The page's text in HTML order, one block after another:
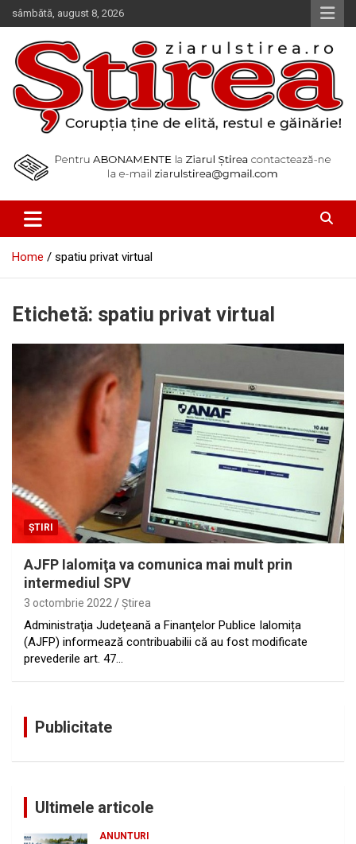
Skip
to
content
sâmbătă, august 8, 2026
Ziarul Știrea
Home spatiu privat virtual
Etichetă: spatiu privat virtual
ȘTIRI
AJFP Ialomiţa va comunica mai mult prin
intermediul SPV
3 octombrie 2022 Ştirea
Administraţia Judeţeană a Finanţelor Publice Ialomița
(AJFP) informează contribuabilii că au fost modificate
prevederile art. 47…
Publicitate
Ultimele articole
ANUNTURI